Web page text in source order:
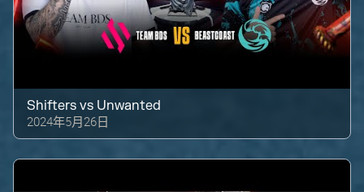
Shifters vs Unwanted
2024年5月26日